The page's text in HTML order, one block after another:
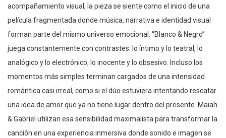
acompañamiento visual, la pieza se siente como el inicio de una
película fragmentada donde música, narrativa e identidad visual
forman parte del mismo universo emocional. “Blanco & Negro”
juega constantemente con contrastes: lo íntimo y lo teatral, lo
analógico y lo electrónico, lo inocente y lo obsesivo. Incluso los
momentos más simples terminan cargados de una intensidad
romántica casi irreal, como si el dúo estuviera intentando rescatar
una idea de amor que ya no tiene lugar dentro del presente. Maiah
& Gabriel utilizan esa sensibilidad maximalista para transformar la
canción en una experiencia inmersiva donde sonido e imagen se